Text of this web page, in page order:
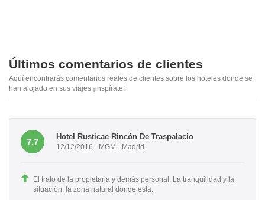
Últimos comentarios de clientes
Aquí encontrarás comentarios reales de clientes sobre los hoteles donde se
han alojado en sus viajes ¡inspírate!
7.7
Hotel Rusticae Rincón De Traspalacio
12/12/2016 - MGM - Madrid
El trato de la propietaria y demás personal. La tranquilidad y la
situación, la zona natural donde esta.